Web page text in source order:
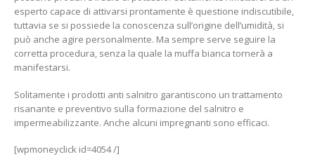
esperto capace di attivarsi prontamente è questione indiscutibile,
tuttavia se si possiede la conoscenza sull’origine dell’umidità, si
può anche agire personalmente. Ma sempre serve seguire la
corretta procedura, senza la quale la muffa bianca tornerà a
manifestarsi.
Solitamente i prodotti anti salnitro garantiscono un trattamento
risanante e preventivo sulla formazione del salnitro e
impermeabilizzante. Anche alcuni impregnanti sono efficaci.
[wpmoneyclick id=4054 /]